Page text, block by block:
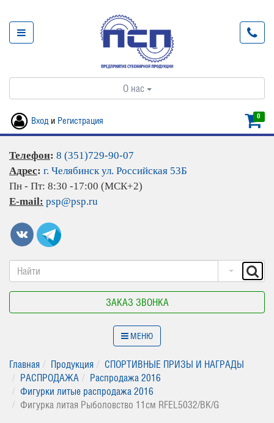
О нас
0
Вход и Регистрация
Телефон: 8 (351)729-90-07
Адрес: г. Челябинск ул. Российская 53Б
Пн - Пт: 8:30 -17:00 (МСК+2)
E-mail: psp@psp.ru
ЗАКАЗ ЗВОНКА
МЕНЮ
Главная Продукция
СПОРТИВНЫЕ ПРИЗЫ И НАГРАДЫ
РАСПРОДАЖА
Распродажа 2016
Фигурки литые распродажа 2016
Фигурка литая Рыболовство 11см RFEL5032/BK/G